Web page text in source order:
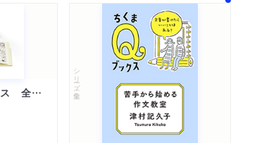
ムーミン・コミックス 全１４巻セット
シリーズ・全集